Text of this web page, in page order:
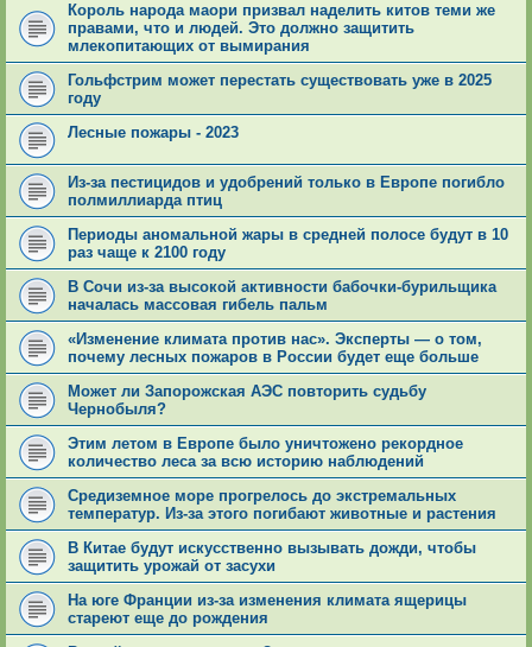
Король народа маори призвал наделить китов теми же
правами, что и людей. Это должно защитить
млекопитающих от вымирания
Гольфстрим может перестать существовать уже в 2025
году
Лесные пожары - 2023
Из-за пестицидов и удобрений только в Европе погибло
полмиллиарда птиц
Периоды аномальной жары в средней полосе будут в 10
раз чаще к 2100 году
В Сочи из-за высокой активности бабочки-бурильщика
началась массовая гибель пальм
«Изменение климата против нас». Эксперты — о том,
почему лесных пожаров в России будет еще больше
Может ли Запорожская АЭС повторить судьбу
Чернобыля?
Этим летом в Европе было уничтожено рекордное
количество леса за всю историю наблюдений
Средиземное море прогрелось до экстремальных
температур. Из-за этого погибают животные и растения
В Китае будут искусственно вызывать дожди, чтобы
защитить урожай от засухи
На юге Франции из-за изменения климата ящерицы
стареют еще до рождения